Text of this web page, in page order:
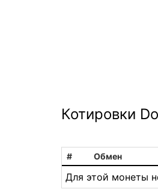
Котировки
# Обмен
Для этой монеты